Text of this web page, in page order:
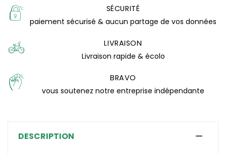
SÉCURITÉ
paiement sécurisé & aucun partage de vos données
LIVRAISON
Livraison rapide & écolo
BRAVO
vous soutenez notre entreprise indépendante
DESCRIPTION